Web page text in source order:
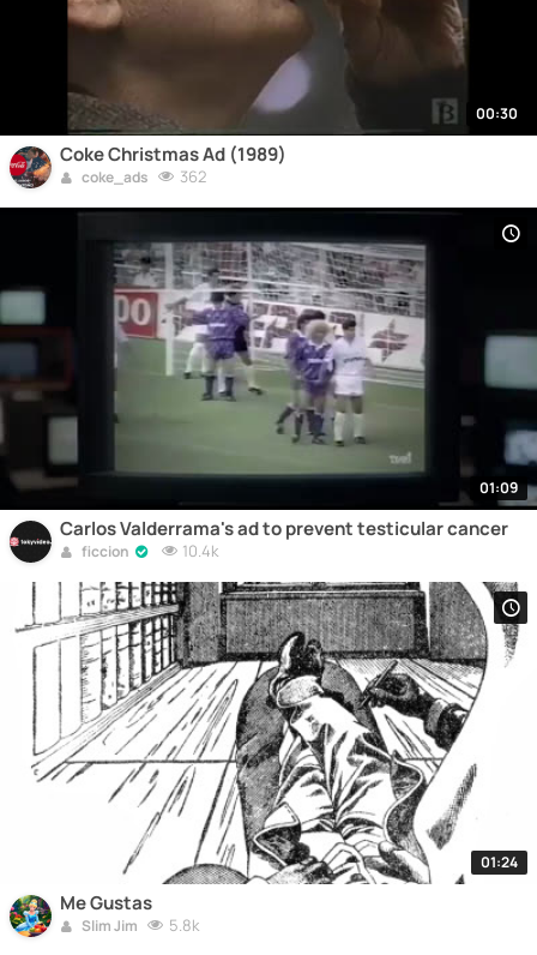
00:30
Coke Christmas Ad (1989)
coke_ads 362
01:09
Carlos Valderrama's ad to prevent testicular cancer
ficcion 10.4k
01:24
Me Gustas
Slim Jim 5.8k